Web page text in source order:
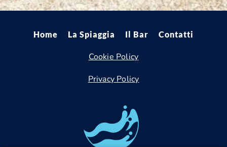
Home La Spiaggia Il Bar Contatti
Cookie Policy
Privacy Policy